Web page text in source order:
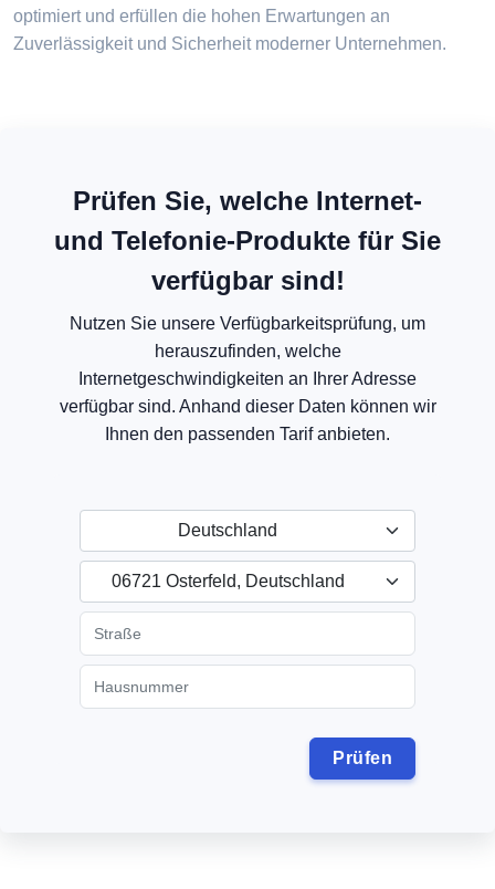
optimiert und erfüllen die hohen Erwartungen an
Zuverlässigkeit und Sicherheit moderner Unternehmen.
Prüfen Sie, welche Internet-
und Telefonie-Produkte für Sie
verfügbar sind!
Nutzen Sie unsere Verfügbarkeitsprüfung, um
herauszufinden, welche
Internetgeschwindigkeiten an Ihrer Adresse
verfügbar sind. Anhand dieser Daten können wir
Ihnen den passenden Tarif anbieten.
Deutschland
06721 Osterfeld, Deutschland